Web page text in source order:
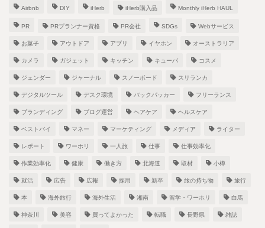
Airbnb DIY iHerb iHerb購入品 Monthly iHerb HAUL
PR PRプランナー資格 PR会社 SDGs Webサービス
お菓子 アウトドア アプリ イヤホン オーストラリア
カメラ ガジェット キッチン キューバ コスメ
ジェンダー ジャーナル スノーボード スリランカ
デジタルツール デスク環境 バックパッカー フリーランス
ブランディング ブログ運営 ヘアケア ヘルスケア
ベストバイ マネー マーケティング メディア ライター
レポート ワーホリ 一人旅 仕事 仕事効率化
作業効率化 健康 働き方 北海道 取材 小樽
就活 広告 広報 採用 新卒 旅の持ち物 旅行
本 海外旅行 海外生活 湘南 留学・ワーホリ 白馬
神奈川 美容 買ってよかった 転職 長野県 雑誌